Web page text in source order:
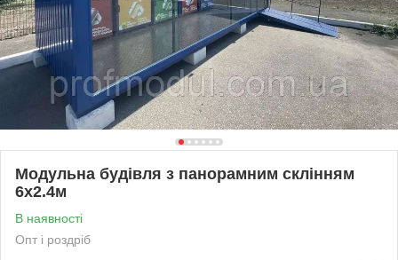
Модульна будівля з панорамним склінням
6х2.4м
В наявності
Опт і роздріб